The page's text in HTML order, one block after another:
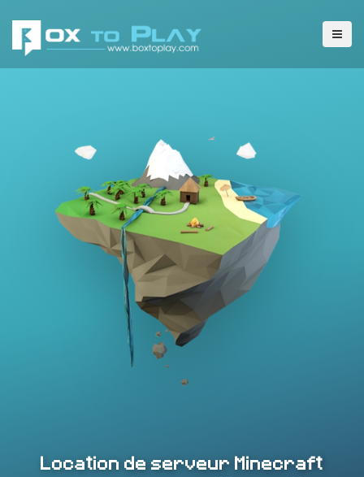
Location de serveur Minecraft